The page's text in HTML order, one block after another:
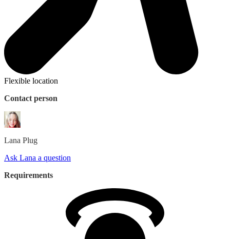
Flexible location
Contact person
Lana Plug
Ask Lana a question
Requirements